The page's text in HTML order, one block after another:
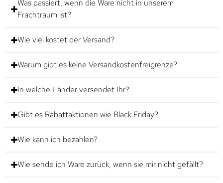
Was passiert, wenn die Ware nicht in unserem
Frachtraum ist?
Wie viel kostet der Versand?
Warum gibt es keine Versandkostenfreigrenze?
In welche Länder versendet Ihr?
Gibt es Rabattaktionen wie Black Friday?
Wie kann ich bezahlen?
Wie sende ich Ware zurück, wenn sie mir nicht gefällt?